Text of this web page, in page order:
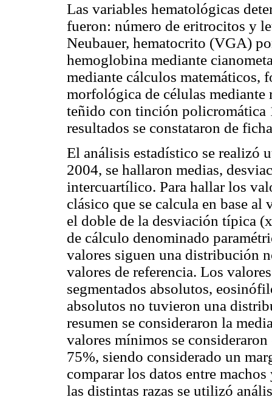
Las variables hematológicas
fueron: número de eritrocitos y
Neubauer, hematocrito (VGA)
hemoglobina mediante
mediante cálculos matemáticos,
morfológica de células
teñido con tinción policromática
resultados se constataron de
El análisis estadístico se realizó
2004, se hallaron medias,
intercuartílico. Para hallar los
clásico que se calcula en base al
el doble de la desviación típica
de cálculo denominado
valores siguen una distribución
valores de referencia. Los
segmentados absolutos,
absolutos no tuvieron una
resumen se consideraron la
valores mínimos se
75%, siendo considerado un
comparar los datos entre
las distintas razas se utilizó